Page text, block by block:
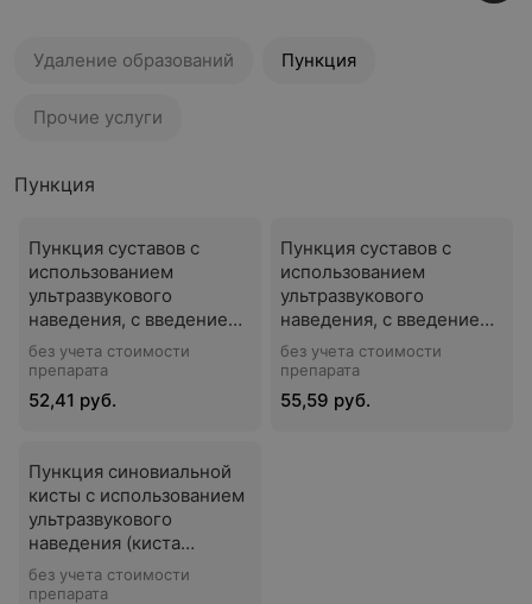
Удаление образований Пункция
Прочие услуги
Пункция
Пункция суставов с
использованием
ультразвукового
наведения, с введением
лекарственного
средства внутрисуставно
(суставы: коленные или
голеностопные или
манжета плечевого
сустава), 1 сустав)
без учета стоимости
препарата
52,41 руб.
Пункция суставов с
использованием
ультразвукового
наведения, с введением
лекарственного
средства внутрисуставно
(суставы: тазобедренные
или плечевые, 1 сустав)
без учета стоимости
препарата
55,59 руб.
Пункция синовиальной
кисты с использованием
ультразвукового
наведения (киста
Бейкера) в хирургии
без учета стоимости
препарата